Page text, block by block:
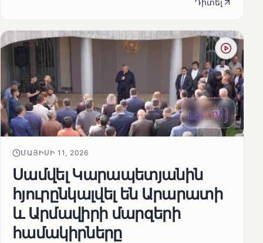
Դիտել
ՄԱՅԻՍԻ 11, 2026
Սամվել Կարապետյանին
հյուրընկալվել են Արարատի
և Արմավիրի մարզերի
համակիրները